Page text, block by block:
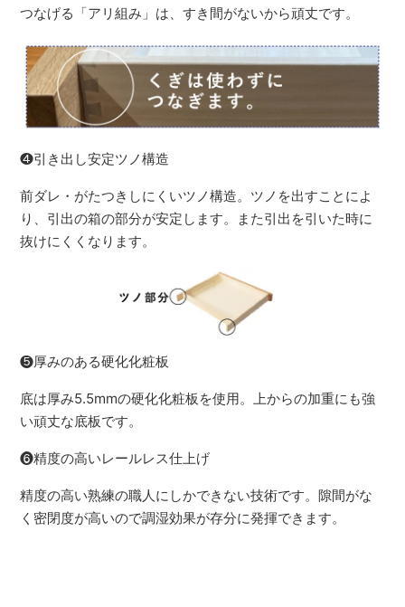
つなげる「アリ組み」は、すき間がないから頑丈です。
❹引き出し安定ツノ構造
前ダレ・がたつきしにくいツノ構造。ツノを出すことによ
り、引出の箱の部分が安定します。また引出を引いた時に
抜けにくくなります。
❺厚みのある硬化化粧板
底は厚み5.5mmの硬化化粧板を使用。上からの加重にも強
い頑丈な底板です。
❻精度の高いレールレス仕上げ
精度の高い熟練の職人にしかできない技術です。隙間がな
く密閉度が高いので調湿効果が存分に発揮できます。